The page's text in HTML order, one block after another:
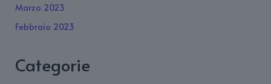
Marzo 2023
Febbraio 2023
Categorie